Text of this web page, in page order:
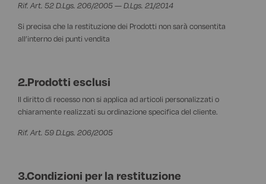
Rif. Art. 52 D.Lgs. 206/2005 — D.Lgs. 21/2014
Si precisa che la restituzione dei Prodotti non sarà consentita
all’interno dei punti vendita
2.Prodotti esclusi
Il diritto di recesso non si applica ad articoli personalizzati o
chiaramente realizzati su ordinazione specifica del cliente.
Rif. Art. 59 D.Lgs. 206/2005
3.Condizioni per la restituzione
VEDI TUTTI I PRODOTTI